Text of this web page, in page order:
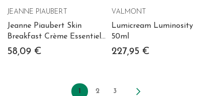
JEANNE PIAUBERT
Jeanne Piaubert Skin
Breakfast Crème Essentielle
Jour Visage 50 ml
58,09 €
VALMONT
Lumicream Luminosity
50ml
227,95 €
PageYou're currently reading page
1 Page
2 Page
3